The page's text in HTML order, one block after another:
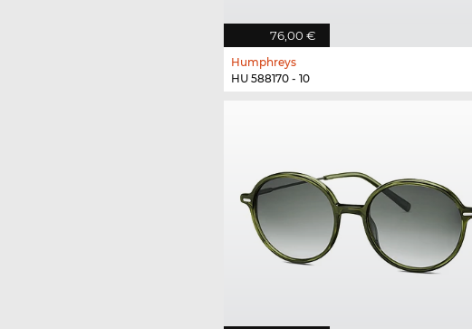
76,00 €
Humphreys
HU 588170 - 10